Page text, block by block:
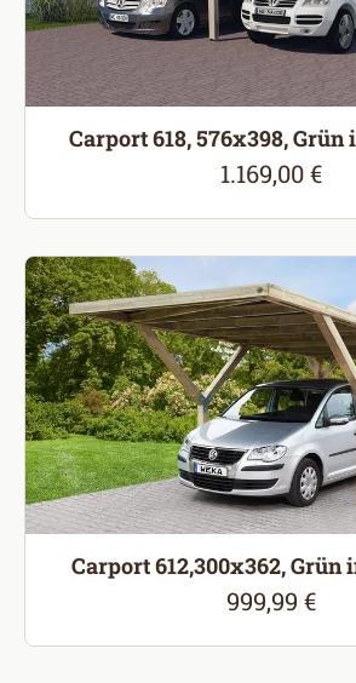
Carport 618, 576x398,
Regulärer
1.169,00 €
Carport 612,300x362,
Regulärer
999,99 €